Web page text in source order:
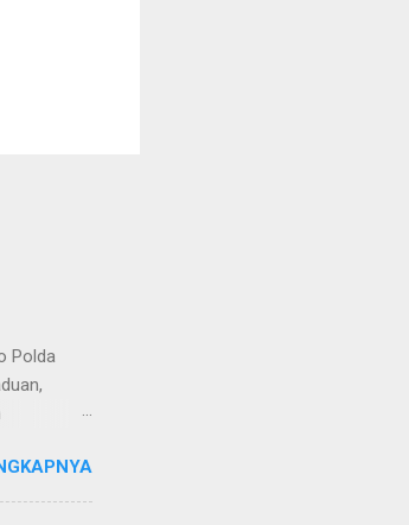
Polda
AKBP